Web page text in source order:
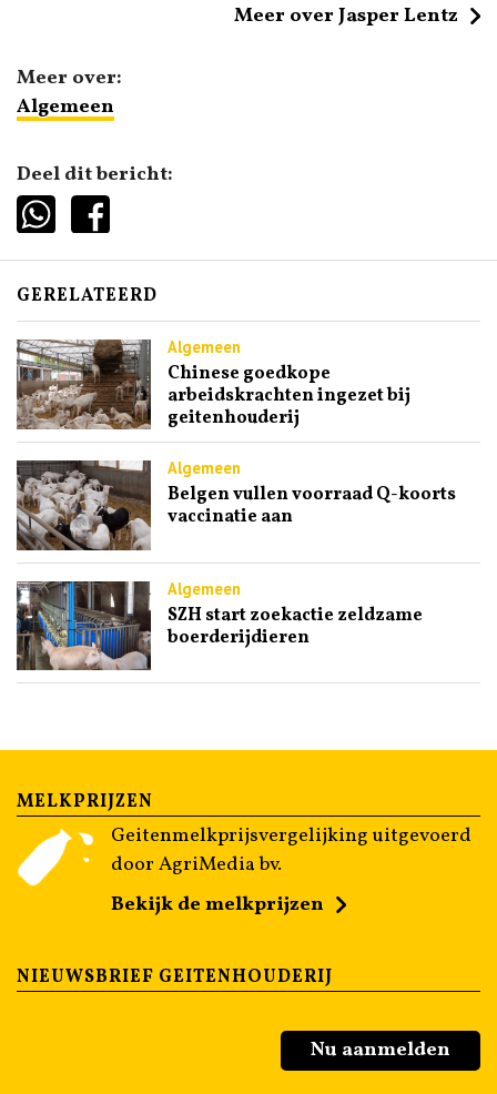
Meer over Jasper Lentz
Meer over:
Algemeen
Deel dit bericht:
GERELATEERD
Algemeen
Chinese goedkope
arbeidskrachten ingezet bij
geitenhouderij
Algemeen
Belgen vullen voorraad Q-koorts
vaccinatie aan
Algemeen
SZH start zoekactie zeldzame
boerderijdieren
MELKPRIJZEN
Geitenmelkprijsvergelijking uitgevoerd
door AgriMedia bv.
Bekijk de melkprijzen
NIEUWSBRIEF GEITENHOUDERIJ
Nu aanmelden